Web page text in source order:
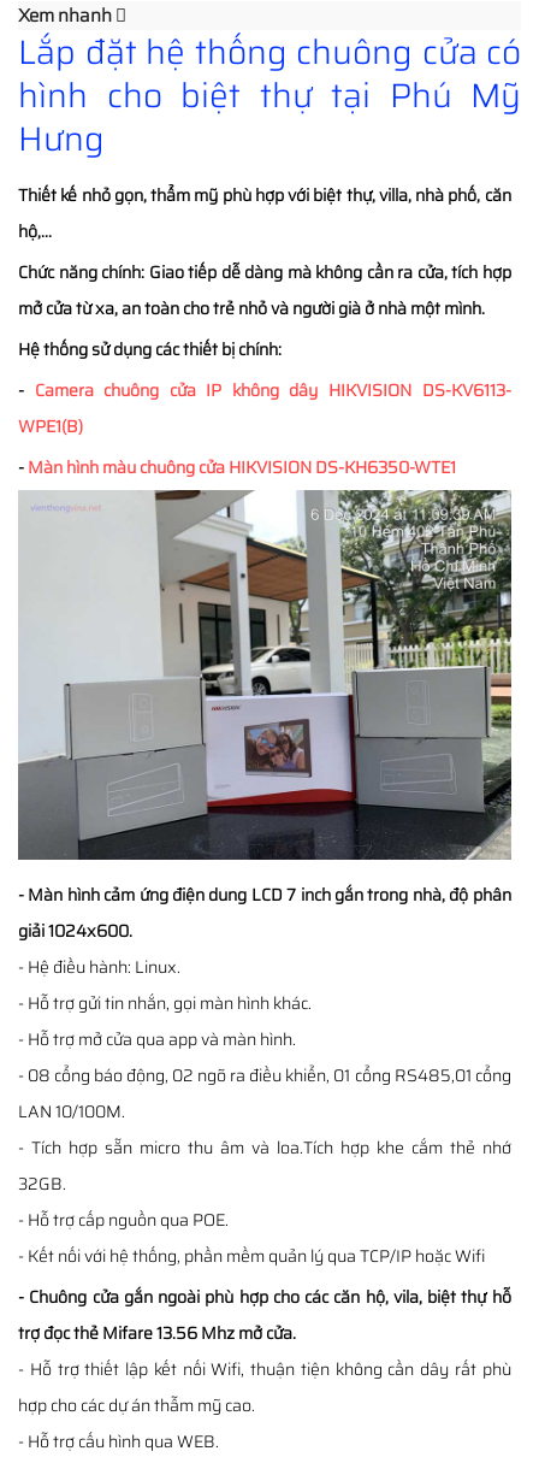
Xem nhanh
Lắp đặt hệ thống chuông cửa có
hình cho biệt thự tại Phú Mỹ
Hưng
Thiết kế nhỏ gọn, thẩm mỹ phù hợp với biệt thự, villa, nhà phố, căn
hộ,...
Chức năng chính: Giao tiếp dễ dàng mà không cần ra cửa, tích hợp
mở cửa từ xa, an toàn cho trẻ nhỏ và người già ở nhà một mình.
Hệ thống sử dụng các thiết bị chính:
- Camera chuông cửa IP không dây HIKVISION DS-KV6113-
WPE1(B)
-Màn hình màu chuông cửa HIKVISION DS-KH6350-WTE1
- Màn hình cảm ứng điện dung LCD 7 inch gắn trong nhà, độ phân
giải 1024x600.
- Hệ điều hành: Linux.
- Hỗ trợ gửi tin nhắn, gọi màn hình khác.
- Hỗ trợ mở cửa qua app và màn hình.
- 08 cổng báo động, 02 ngõ ra điều khiển, 01 cổng RS485,01 cổng
LAN 10/100M.
- Tích hợp sẵn micro thu âm và loa.Tích hợp khe cắm thẻ nhớ
32GB.
- Hỗ trợ cấp nguồn qua POE.
- Kết nối với hệ thống, phần mềm quản lý qua TCP/IP hoặc Wifi
- Chuông cửa gắn ngoài phù hợp cho các căn hộ, vila, biệt thự hỗ
trợ đọc thẻ Mifare 13.56 Mhz mở cửa.
- Hỗ trợ thiết lập kết nối Wifi, thuận tiện không cần dây rất phù
hợp cho các dự án thẫm mỹ cao.
- Hỗ trợ cấu hình qua WEB.